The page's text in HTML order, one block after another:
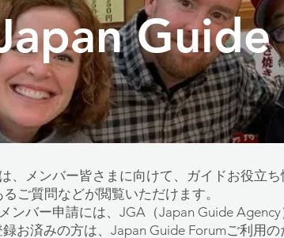
、メンバー皆さまに向けて、ガイドお役立
ご質問などが閲覧いただけます。
ンバー申請には、JGA（Japan Guide Agency
お済みの方は、Japan Guide Forumご利用